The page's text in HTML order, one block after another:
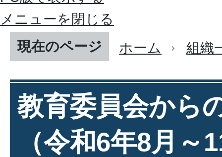
メニューを閉じる
現在のページ
ホーム 組織
教育委員会から
（令和6年8月～